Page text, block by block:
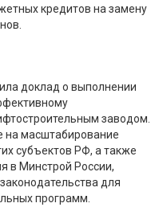
кредитов на замену
доклад о выполнении
заводом.
на масштабирование
субъектов РФ, а также
в Минстрой России,
для
программ.